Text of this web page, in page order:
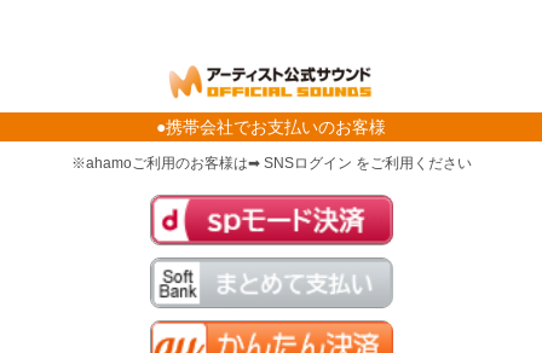
●携帯会社でお支払いのお客様
※ahamoご利用のお客様は➡ SNSログイン をご利用ください